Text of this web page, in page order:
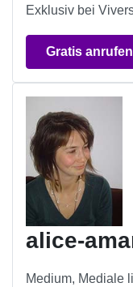
Exklusiv bei
Gratis anrufen
alice-
Medium, Mediale